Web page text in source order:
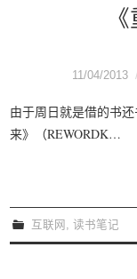
11/04/2013
由于周日就是借的书
来》（REWORDK…
互联网 ,读书笔记